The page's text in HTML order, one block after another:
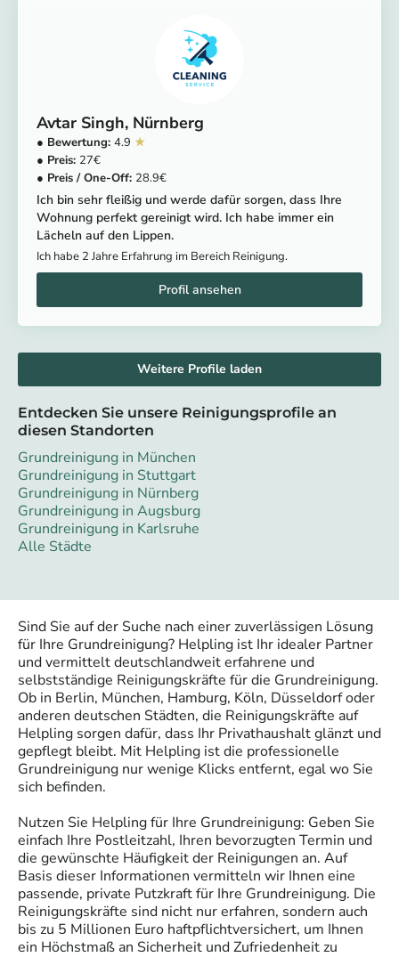
Avtar Singh Nürnberg
4.9
27
28.9
Ich bin sehr fleißig und werde dafür sorgen, dass Ihre
Wohnung perfekt gereinigt wird. Ich habe immer ein
Lächeln auf den Lippen.
Ich habe 2 Jahre Erfahrung im Bereich Reinigung.
Weitere Profile laden
Entdecken Sie unsere Reinigungsprofile an
diesen Standorten
Grundreinigung in München
Grundreinigung in Stuttgart
Grundreinigung in Nürnberg
Grundreinigung in Augsburg
Grundreinigung in Karlsruhe
Alle Städte
Sind Sie auf der Suche nach einer zuverlässigen Lösung
für Ihre Grundreinigung? Helpling ist Ihr idealer Partner
und vermittelt deutschlandweit erfahrene und
selbstständige Reinigungskräfte für die Grundreinigung.
Ob in Berlin, München, Hamburg, Köln, Düsseldorf oder
anderen deutschen Städten, die Reinigungskräfte auf
Helpling sorgen dafür, dass Ihr Privathaushalt glänzt und
gepflegt bleibt. Mit Helpling ist die professionelle
Grundreinigung nur wenige Klicks entfernt, egal wo Sie
sich befinden.
Nutzen Sie Helpling für Ihre Grundreinigung: Geben Sie
einfach Ihre Postleitzahl, Ihren bevorzugten Termin und
die gewünschte Häufigkeit der Reinigungen an. Auf
Basis dieser Informationen vermitteln wir Ihnen eine
passende, private Putzkraft für Ihre Grundreinigung. Die
Reinigungskräfte sind nicht nur erfahren, sondern auch
bis zu 5 Millionen Euro haftpflichtversichert, um Ihnen
ein Höchstmaß an Sicherheit und Zufriedenheit zu